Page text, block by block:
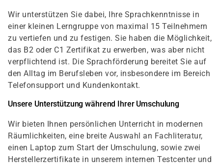
Wir unterstützen Sie dabei, Ihre Sprachkenntnisse in
einer kleinen Lerngruppe von maximal 15 Teilnehmern
zu vertiefen und zu festigen. Sie haben die Möglichkeit,
das B2 oder C1 Zertifikat zu erwerben, was aber nicht
verpflichtend ist. Die Sprachförderung bereitet Sie auf
den Alltag im Berufsleben vor, insbesondere im Bereich
Telefonsupport und Kundenkontakt.
Unsere Unterstützung während Ihrer Umschulung
Wir bieten Ihnen persönlichen Unterricht in modernen
Räumlichkeiten, eine breite Auswahl an Fachliteratur,
einen Laptop zum Start der Umschulung, sowie zwei
Herstellerzertifikate in unserem internen Testcenter und